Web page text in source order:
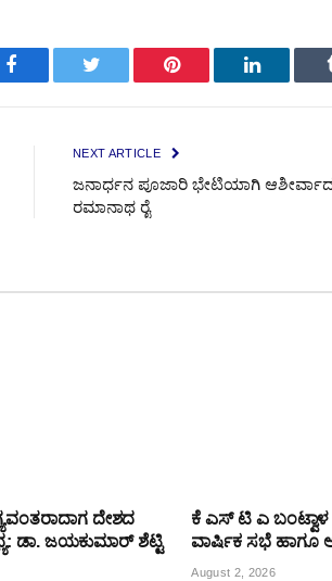
FacebookTwitter PinterestLinkedIn
NEXT ARTICLE
ಜನಾರ್ಧನ ಪೂಜಾರಿ ಭೇಟಿಯಾಗಿ
ರಮಾನಾಥ ರೈ
ದೇಶದ
ಡಾ. ಜಯಕುಮಾರ್ ಶೆಟ್ಟಿ
ಕೆ ಎಸ್ ಟಿ ಎ ಬಂಟ್ವಾಳ
ವಾರ್ಷಿಕ ಸಭೆ ಹಾಗೂ
August 2, 2026